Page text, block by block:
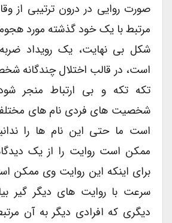
صورت روایی در درون ترتیبی از
مرتبط با یک خود گذشته مورد هجوم
شکل بی نهایت، یک رویداد ضربه
است، در قالب اختلال چندگانه
تکه تکه و بی ارتباط منجر
شخصیت های فردی نام های
است ما حتی این نام ها را
ممکن است روایت را از یک
برای اینکه این روایت وی ممکن
سرعت با روایت های دیگر گیر
دیگری که افرادی دیگر به آن